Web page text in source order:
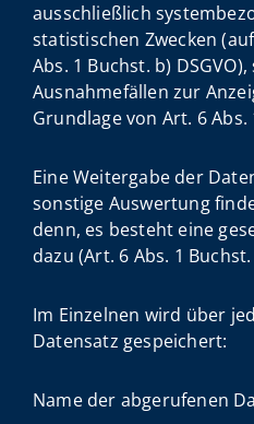
ausschließlich
statistischen Zwecken
Abs. 1 Buchst. b)
Ausnahmefällen zur
Grundlage von Art. 6 Abs.
Eine Weitergabe der
sonstige Auswertung
denn, es besteht eine
dazu (Art. 6 Abs. 1 Buchst.
Im Einzelnen wird über
Datensatz gespeichert:
Name der abgerufenen